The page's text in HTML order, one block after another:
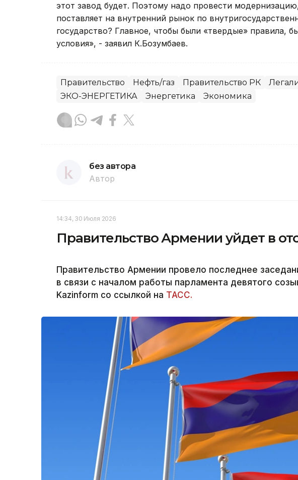
этот завод будет. Поэтому надо провести
поставляет на внутренний рынок по
государство? Главное, чтобы были «твердые» правила,
условия», - заявил К.Бозумбаев.
Правительство Нефть/газ Правительство РК
ЭКО-ЭНЕРГЕТИКА
Энергетика Экономика
без автора
Автор
14:34, 30 Июля 2026
Правительство Армении уйдет в
Правительство Армении провело последнее
в связи с началом работы парламента девятого
Kazinform со ссылкой на ТАСС.